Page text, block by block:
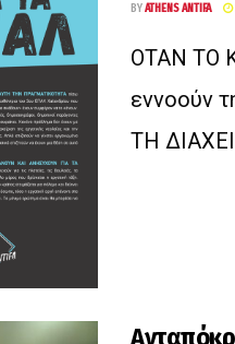
BYATHENS ANTIFA
ΟΤΑΝ ΤΟ
εννοούν
ΤΗ